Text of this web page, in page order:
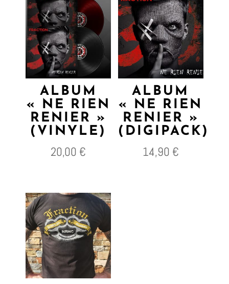
ALBUM
« NE RIEN
RENIER »
(VINYLE)
20,00 €
ALBUM
« NE RIEN
RENIER »
(DIGIPACK)
14,90 €